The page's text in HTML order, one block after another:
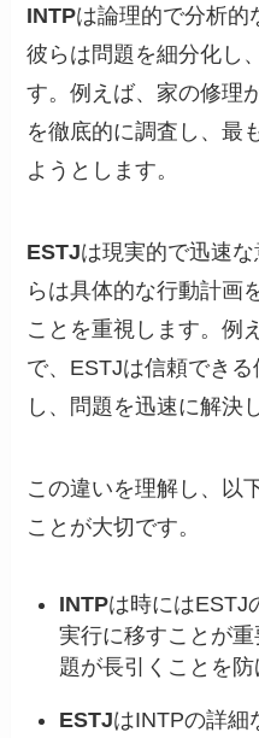
INTPは論理的で分析的
彼らは問題を細分化し
す。例えば、家の修理
を徹底的に調査し、最
ようとします。
ESTJは現実的で迅速
らは具体的な行動計画
ことを重視します。例
で、ESTJは信頼でき
し、問題を迅速に解決
この違いを理解し、以
ことが大切です。
INTPは時にはESTJ
実行に移すことが
題が長引くことを防
ESTJはINTPの詳細